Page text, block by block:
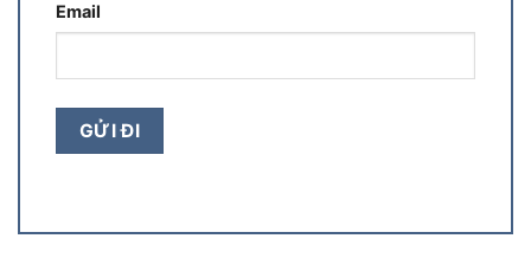
Email